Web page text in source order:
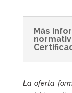
Más
La oferta